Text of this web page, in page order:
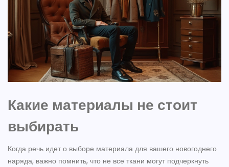
Какие материалы не стоит
выбирать
Когда речь идет о выборе материала для вашего новогоднего
наряда, важно помнить, что не все ткани могут подчеркнуть